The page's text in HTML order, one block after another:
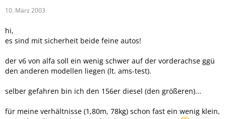
10. März 2003
hi,
es sind mit sicherheit beide feine autos!
der v6 von alfa soll ein wenig schwer auf der vorderachse ggü
den anderen modellen liegen (lt. ams-test).
selber gefahren bin ich den 156er diesel (den größeren)...
für meine verhältnisse (1,80m, 78kg) schon fast ein wenig klein,